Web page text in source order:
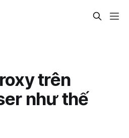
trên
như thế